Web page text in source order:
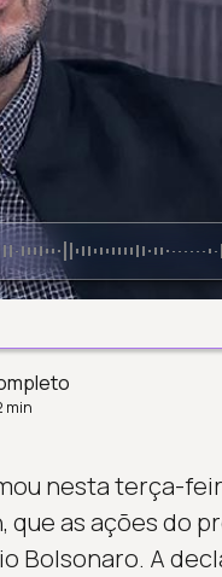
min
nesta terça-
as ações do
Bolsonaro. A